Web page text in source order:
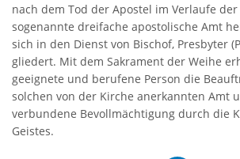
nach dem Tod der Apostel im Verlaufe der
sogenannte dreifache apostolische Amt
sich in den Dienst von Bischof, Presbyter
gliedert. Mit dem Sakrament der Weihe
geeignete und berufene Person die
solchen von der Kirche anerkannten Amt
verbundene Bevollmächtigung durch die
Geistes.